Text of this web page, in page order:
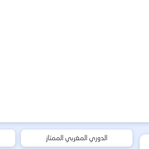
الدوري المغربي الممتاز